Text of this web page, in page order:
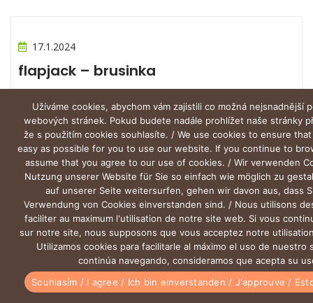
17.1.2024
flapjack – brusinka
0
Užíváme cookies, abychom vám zajistili co možná nejsnadnější
webových stránek. Pokud budete nadále prohlížet naše stránky
že s použitím cookies souhlasíte. / We use cookies to ensure
easy as possible for you to use our website. If you continue to
assume that you agree to our use of cookies. / Wir verwenden
Nutzung unserer Website für Sie so einfach wie möglich zu
auf unserer Seite weitersurfen, gehen wir davon aus, dass
Verwendung von Cookies einverstanden sind. / Nous utilisons
faciliter au maximum l'utilisation de notre site web. Si vous
sur notre site, nous supposons que vous acceptez notre
Utilizamos cookies para facilitarle al máximo el uso de nuestro
continúa navegando, consideramos que acepta su
Souhlasím / I agree / Ich bin einverstanden / J'approuve /